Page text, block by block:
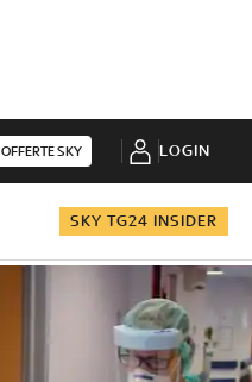
OFFERTE SKY LOGIN
SKY TG24 INSIDER